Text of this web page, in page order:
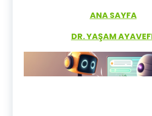
ANA SAYFA
DR. YAŞAM